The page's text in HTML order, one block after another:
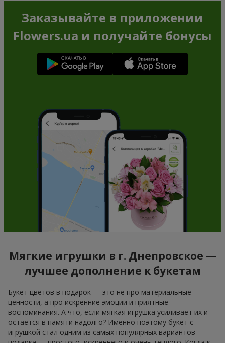
Заказывайте в приложении
Flowers.ua и получайте бонусы
Мягкие игрушки в г. Днепровское —
лучшее дополнение к букетам
Букет цветов в подарок — это не про материальные
ценности, а про искренние эмоции и приятные
воспоминания. А что, если мягкая игрушка усиливает их и
остается в памяти надолго? Именно поэтому букет с
игрушкой стал одним из самых популярных вариантов